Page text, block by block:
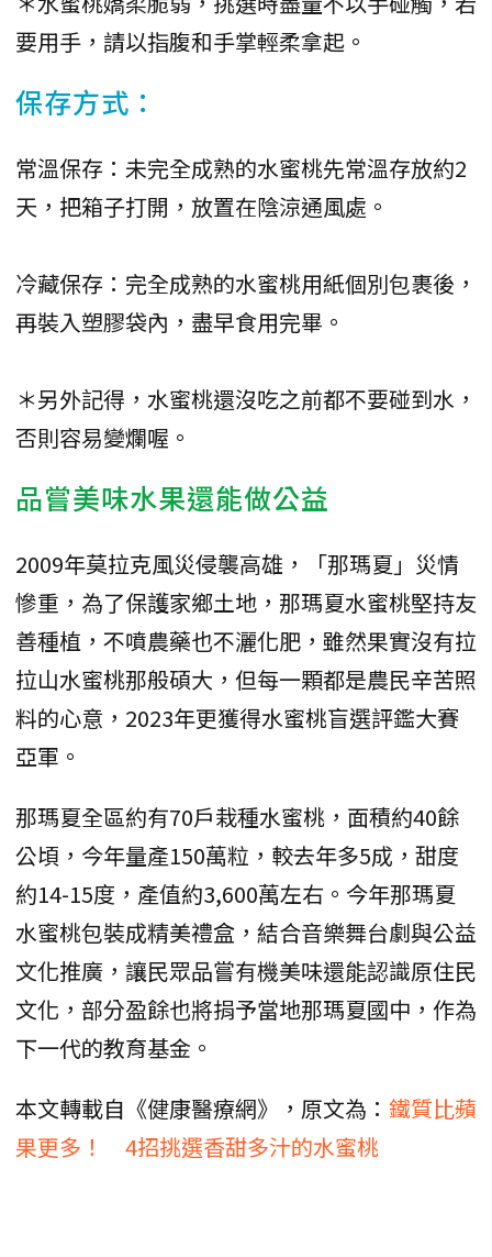
要用手，請以指腹和手掌輕柔拿起。
保存方式：
常溫保存：未完全成熟的水蜜桃先常溫存放約2
天，把箱子打開，放置在陰涼通風處。
冷藏保存：完全成熟的水蜜桃用紙個別包裹後，
再裝入塑膠袋內，盡早食用完畢。
＊另外記得，水蜜桃還沒吃之前都不要碰到水，
否則容易變爛喔。
品嘗美味水果還能做公益
2009年莫拉克風災侵襲高雄，「那瑪夏」災情
慘重，為了保護家鄉土地，那瑪夏水蜜桃堅持友
善種植，不噴農藥也不灑化肥，雖然果實沒有拉
拉山水蜜桃那般碩大，但每一顆都是農民辛苦照
料的心意，2023年更獲得水蜜桃盲選評鑑大賽
亞軍。
那瑪夏全區約有70戶栽種水蜜桃，面積約40餘
公頃，今年量產150萬粒，較去年多5成，甜度
約14-15度，產值約3,600萬左右。今年那瑪夏
水蜜桃包裝成精美禮盒，結合音樂舞台劇與公益
文化推廣，讓民眾品嘗有機美味還能認識原住民
文化，部分盈餘也將捐予當地那瑪夏國中，作為
下一代的教育基金。
本文轉載自《健康醫療網》，原文為： 鐵質比蘋
果更多！ 4招挑選香甜多汁的水蜜桃